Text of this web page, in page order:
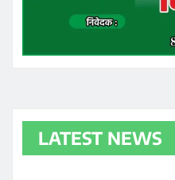
LATEST NEWS